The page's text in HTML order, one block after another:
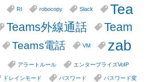
RI robocopy Slack
Tea
Teams外線通話
Team
Teams電話 VM
zab
アラートルール エンタープライズVoIP
ドレインモード パスワード
パスワード変